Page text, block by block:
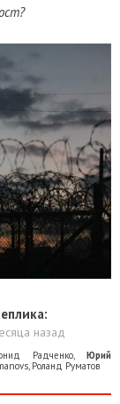
назад
Радченко, Юрий
, Роланд Руматов